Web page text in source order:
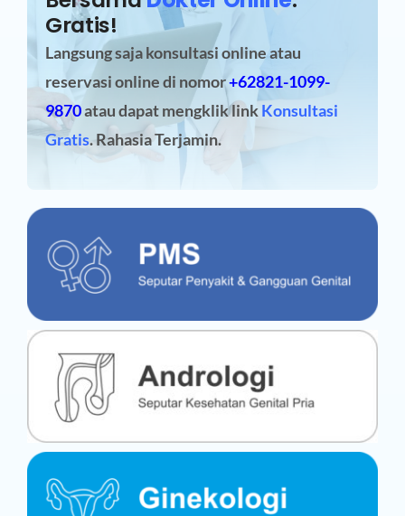
Gratis!
Langsung saja konsultasi online atau
reservasi onlinedi nomor+62821-1099-
9870atau dapat mengklik linkKonsultasi
Gratis. Rahasia Terjamin.